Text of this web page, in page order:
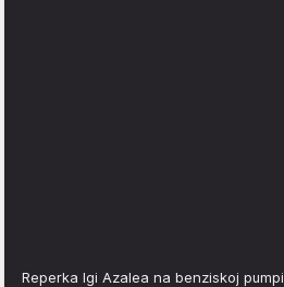
Reperka Igi Azalea na benziskoj pumpi